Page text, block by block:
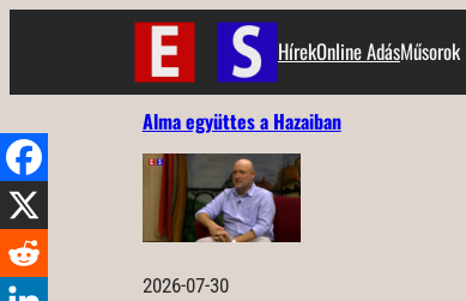
HírekOnline AdásMűsorok
Alma együttes a Hazaiban
2026-07-30